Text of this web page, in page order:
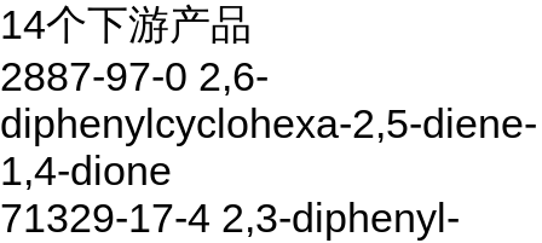
14个下游产品
2887-97-0 2,6-
diphenylcyclohexa-2,5-diene-
1,4-dione
71329-17-4 2,3-diphenyl-